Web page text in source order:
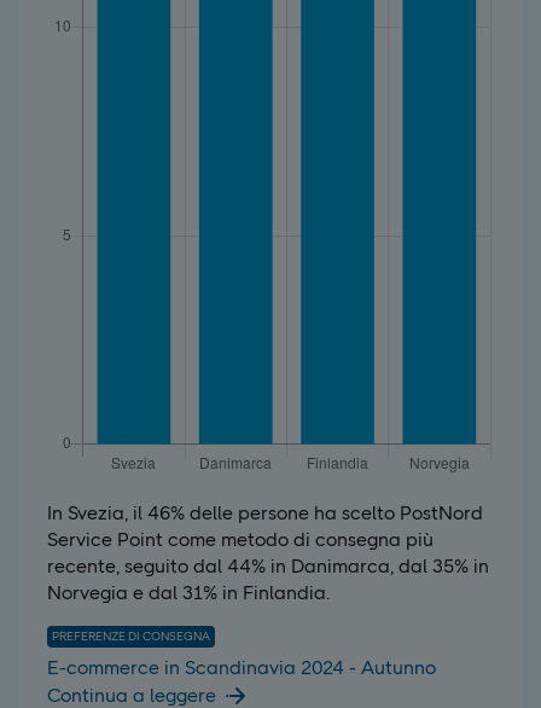
In Svezia, il 46% delle persone ha scelto PostNord
Service Point come metodo di consegna più
recente, seguito dal 44% in Danimarca, dal 35% in
Norvegia e dal 31% in Finlandia.
PREFERENZE DI CONSEGNA
E-commerce in Scandinavia 2024 - Autunno
Continua a leggere